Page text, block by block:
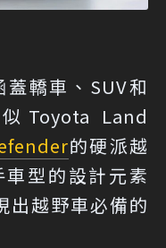
轎車、SUV和
Toyota Land
的硬派越
型的設計元素
出越野車必備的